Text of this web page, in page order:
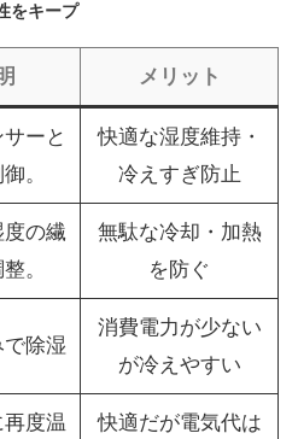
をキープ
メリット
ーと
。
快適な湿度維持・
冷えすぎ防止
の繊
。
無駄な冷却・加熱
を防ぐ
除湿
消費電力が少ない
が冷えやすい
再度温
快適だが電気代は